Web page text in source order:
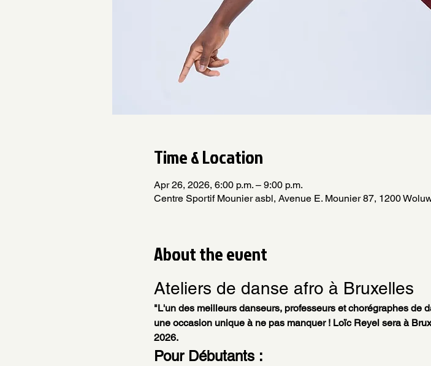
Time & Location
Apr 26, 2026, 6:00 p.m. – 9:00 p.m.
Centre Sportif Mounier asbl, Avenue E. Mounier 87, 1200
About the event
Ateliers de danse afro à Bruxelles
"L'un des meilleurs danseurs, professeurs et chorégraphes de
une occasion unique à ne pas manquer ! Loïc Reyel sera à
2026.
Pour Débutants :